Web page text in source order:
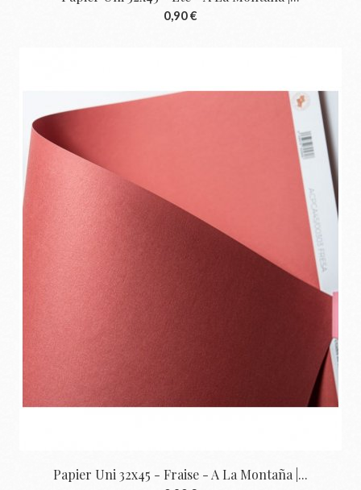
0,90 €
Papier Uni 32x45 - Fraise - A La Montaña |...